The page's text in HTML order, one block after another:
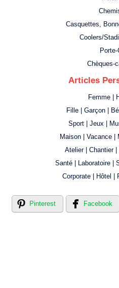
Casquettes,
Coolers/
Porte-
Chèques-
Articles
Femme |
Fille | Garçon |
Sport | Jeux |
Maison | Vacance |
Atelier | Chantier
Santé | Laboratoire |
Corporate | Hôtel |
Pinterest Facebook